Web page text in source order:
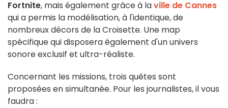
Fortnite, mais également grâce à laville de Cannes
qui a permis la modélisation, à l'identique, de
nombreux décors de la Croisette. Une map
spécifique qui disposera également d'un univers
sonore exclusif et ultra-réaliste.
Concernant les missions, trois quêtes sont
proposées en simultanée. Pour les journalistes, il vous
faudra :